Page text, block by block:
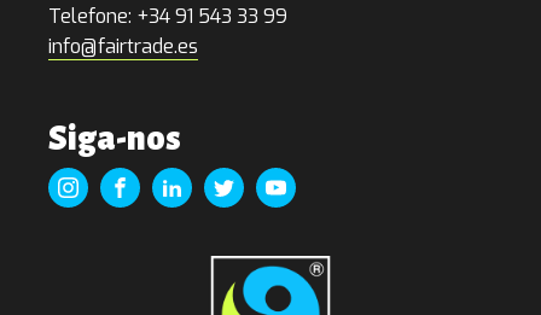
Telefone: +34 91 543 33 99
info@fairtrade.es
Siga-nos